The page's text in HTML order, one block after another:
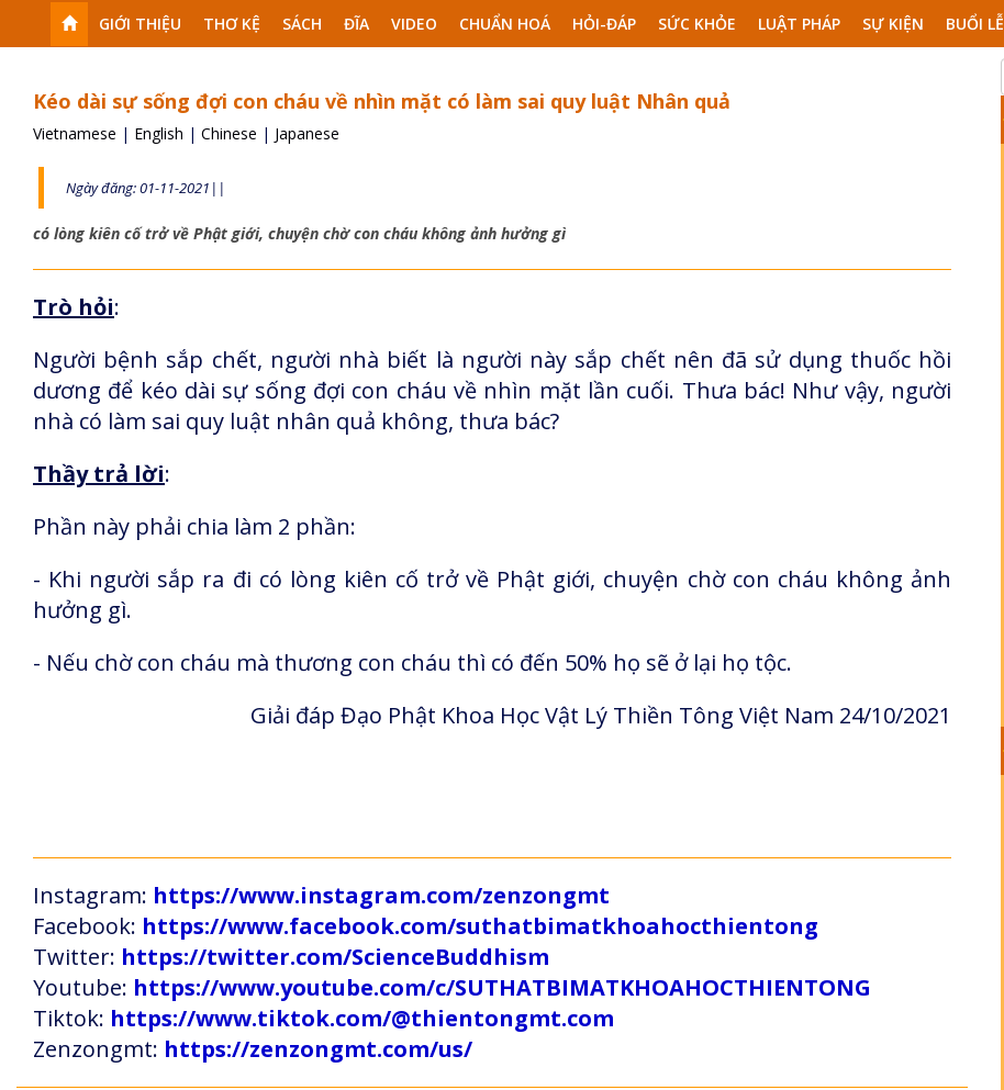
GIỚI THIỆU THƠ KỆ SÁCH ĐĨA VIDEO CHUẨN HOÁ HỎI-ĐÁP SỨC KHỎE LUẬT PHÁP SỰ KIỆN BUỔI LỄ
Kéo dài sự sống đợi con cháu về nhìn mặt có làm sai quy luật Nhân quả
Vietnamese | English | Chinese | Japanese
Ngày đăng: 01-11-2021||
có lòng kiên cố trở về Phật giới, chuyện chờ con cháu không ảnh hưởng gì
Trò hỏi:
Người bệnh sắp chết, người nhà biết là người này sắp chết nên đã sử dụng thuốc hồi
dương để kéo dài sự sống đợi con cháu về nhìn mặt lần cuối. Thưa bác! Như vậy, người
nhà có làm sai quy luật nhân quả không, thưa bác?
Thầy trả lời:
Phần này phải chia làm 2 phần:
- Khi người sắp ra đi có lòng kiên cố trở về Phật giới, chuyện chờ con cháu không ảnh
hưởng gì.
- Nếu chờ con cháu mà thương con cháu thì có đến 50% họ sẽ ở lại họ tộc.
Giải đáp Đạo Phật Khoa Học Vật Lý Thiền Tông Việt Nam 24/10/2021
Instagram: https://www.instagram.com/zenzongmt
Facebook: https://www.facebook.com/suthatbimatkhoahocthientong
Twitter: https://twitter.com/ScienceBuddhism
Youtube: https://www.youtube.com/c/SUTHATBIMATKHOAHOCTHIENTONG
Tiktok: https://www.tiktok.com/@thientongmt.com
Zenzongmt: https://zenzongmt.com/us/